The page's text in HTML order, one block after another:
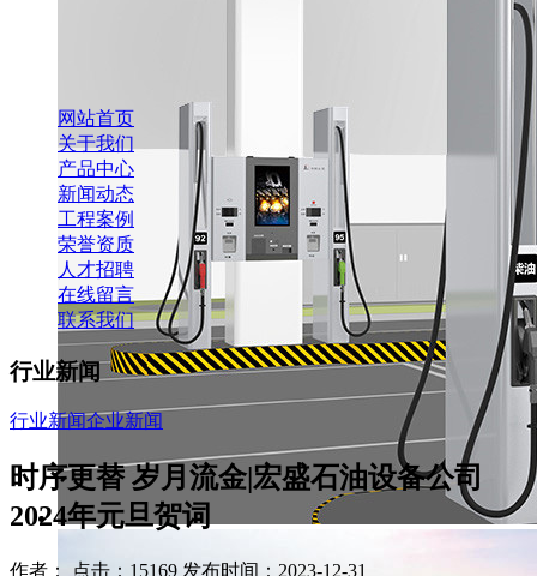
网站首页
关于我们
产品中心
新闻动态
工程案例
荣誉资质
人才招聘
在线留言
联系我们
行业新闻
行业新闻企业新闻
时序更替 岁月流金|宏盛石油设备公司
2024年元旦贺词
作者： 点击：15169 发布时间：2023-12-31